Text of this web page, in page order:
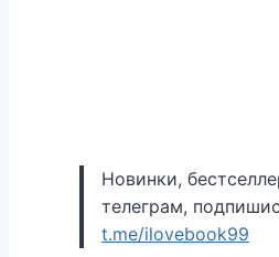
Новинки,
телеграм,
t.me/ilovebook99